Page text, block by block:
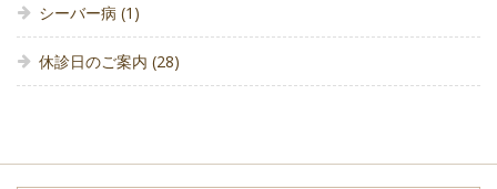
シーバー病 (1)
休診日のご案内 (28)